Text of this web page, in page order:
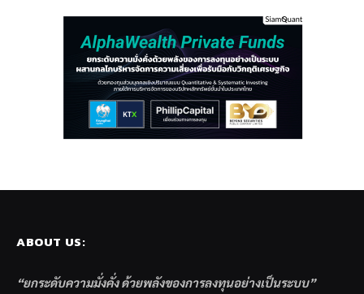
ABOUT US:
“ยกระดับความมั่งคั่ง ด้วยพลังของการลงทุนอย่างเป็นระบบ”